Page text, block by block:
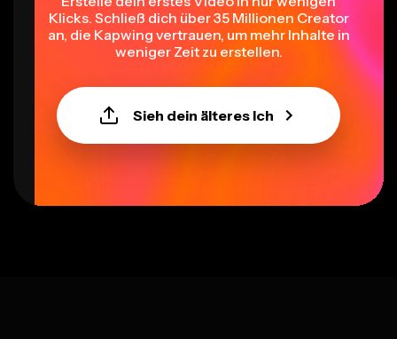
Klicks. Schließ dich über 35 Millionen Creator
an, die Kapwing vertrauen, um mehr Inhalte in
weniger Zeit zu erstellen.
Sieh dein älteres Ich